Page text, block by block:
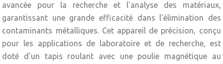
avancée pour la recherche et l'analyse des matériaux,
garantissant une grande efficacité dans l'élimination des
contaminants métalliques. Cet appareil de précision, conçu
pour les applications de laboratoire et de recherche, est
doté d'un tapis roulant avec une poulie magnétique au